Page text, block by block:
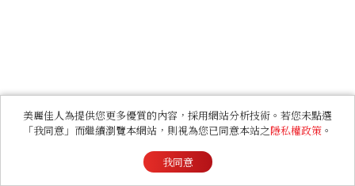
美麗佳人為提供您更多優質的內容，採用網站分析技術。若您未點選
「我同意」而繼續瀏覽本網站，則視為您已同意本站之隱私權政策 。
我同意